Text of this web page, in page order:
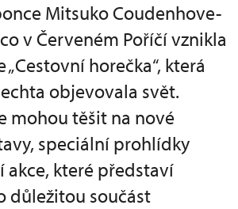
Mitsuko Coudenhove-
v Červeném Poříčí vznikla
horečka“, která
objevovala svět.
mohou těšit na nové
speciální prohlídky
akce, které představí
důležitou součást